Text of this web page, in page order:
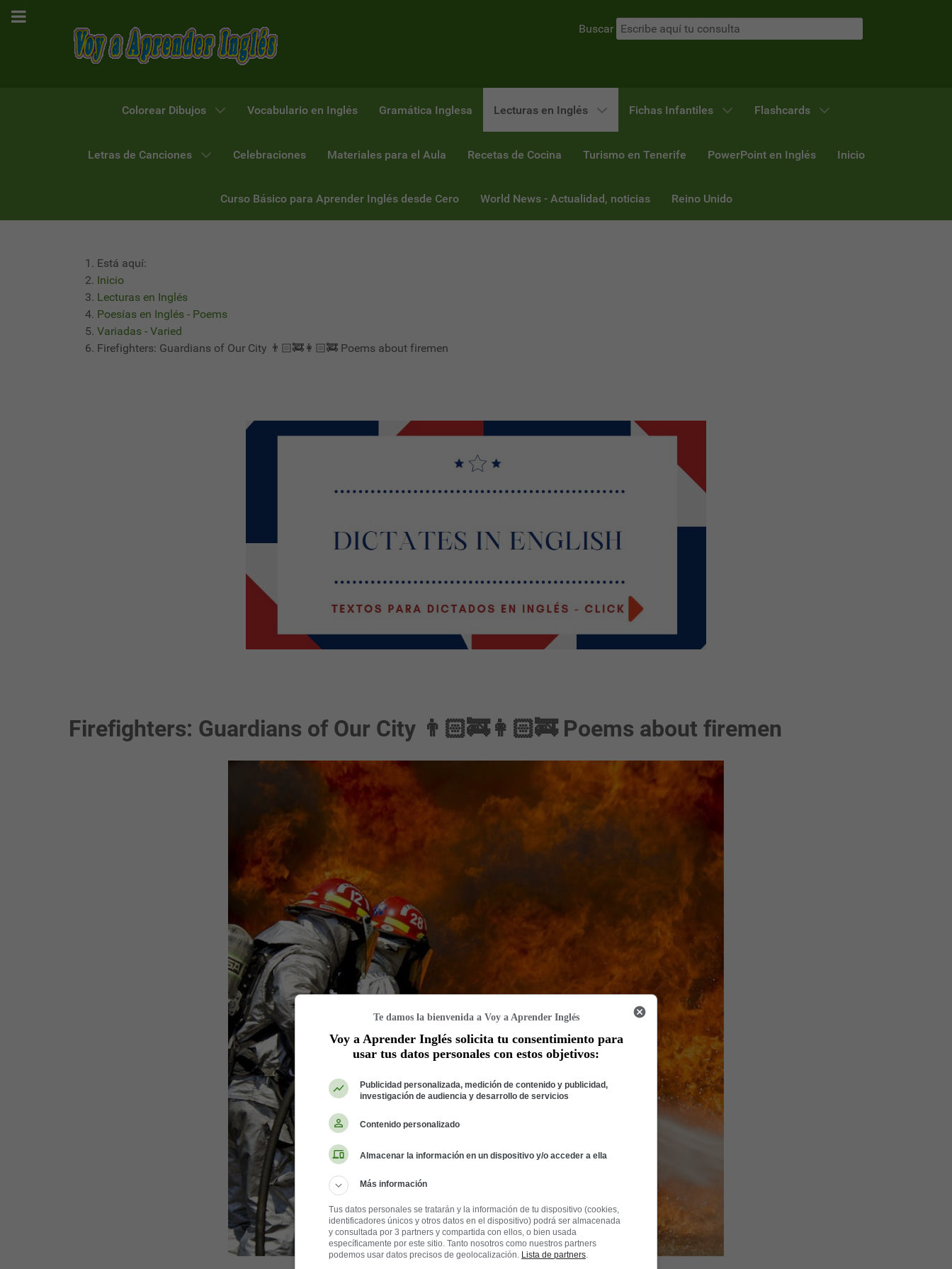
Buscar
Colorear Dibujos Vocabulario en Inglés Gramática Inglesa Lecturas en Inglés Fichas Infantiles Flashcards
Letras de Canciones Celebraciones Materiales para el Aula Recetas de Cocina Turismo en Tenerife PowerPoint en Inglés Inicio
Curso Básico para Aprender Inglés desde Cero World News - Actualidad, noticias Reino Unido
Está aquí:
Inicio
Lecturas en Inglés
Poesías en Inglés - Poems
Variadas - Varied
Firefighters: Guardians of Our City 👨🏻‍🚒👩🏻‍🚒 Poems about firemen
Firefighters: Guardians of Our City 👨🏻‍🚒👩🏻‍🚒 Poems about firemen
Te damos la bienvenida a Voy a Aprender Inglés
Voy a Aprender Inglés solicita tu consentimiento para
usar tus datos personales con estos objetivos:
Publicidad personalizada, medición de contenido y publicidad,
investigación de audiencia y desarrollo de servicios
Contenido personalizado
Almacenar la información en un dispositivo y/o acceder a ella
Más información
Tus datos personales se tratarán y la información de tu dispositivo (cookies,
identificadores únicos y otros datos en el dispositivo) podrá ser almacenada
y consultada por 3 partners y compartida con ellos, o bien usada
específicamente por este sitio. Tanto nosotros como nuestros partners
podemos usar datos precisos de geolocalización. Lista de partners